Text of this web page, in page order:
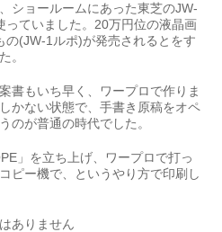
ショールームにあった東芝のJW-
ていました。20万円位の液晶画
の(JW-1ルポ)が発売されるとをす
。
書もいち早く、ワープロで作りま
かない状態で、手書き原稿をオペ
のが普通の時代でした。
」を立ち上げ、ワープロで打っ
ピー機で、というやり方で印刷し
ありません